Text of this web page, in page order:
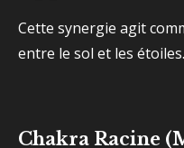
Cette synergie agit
entre le sol et les étoiles.
Chakra Racine